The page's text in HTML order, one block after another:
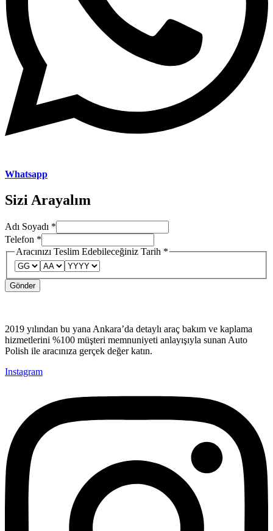
Whatsapp
Sizi Arayalım
Adı Soyadı *
Edebileceğiniz
Teslim
Tarih
Telefon *
Aracınızı Teslim Edebileceğiniz Tarih *
Gönder
2019 yılından bu yana Ankara’da detaylı araç bakım ve kaplama
hizmetlerini %100 müşteri memnuniyeti anlayışıyla sunan Auto
Polish ile aracınıza gerçek değer katın.
Instagram